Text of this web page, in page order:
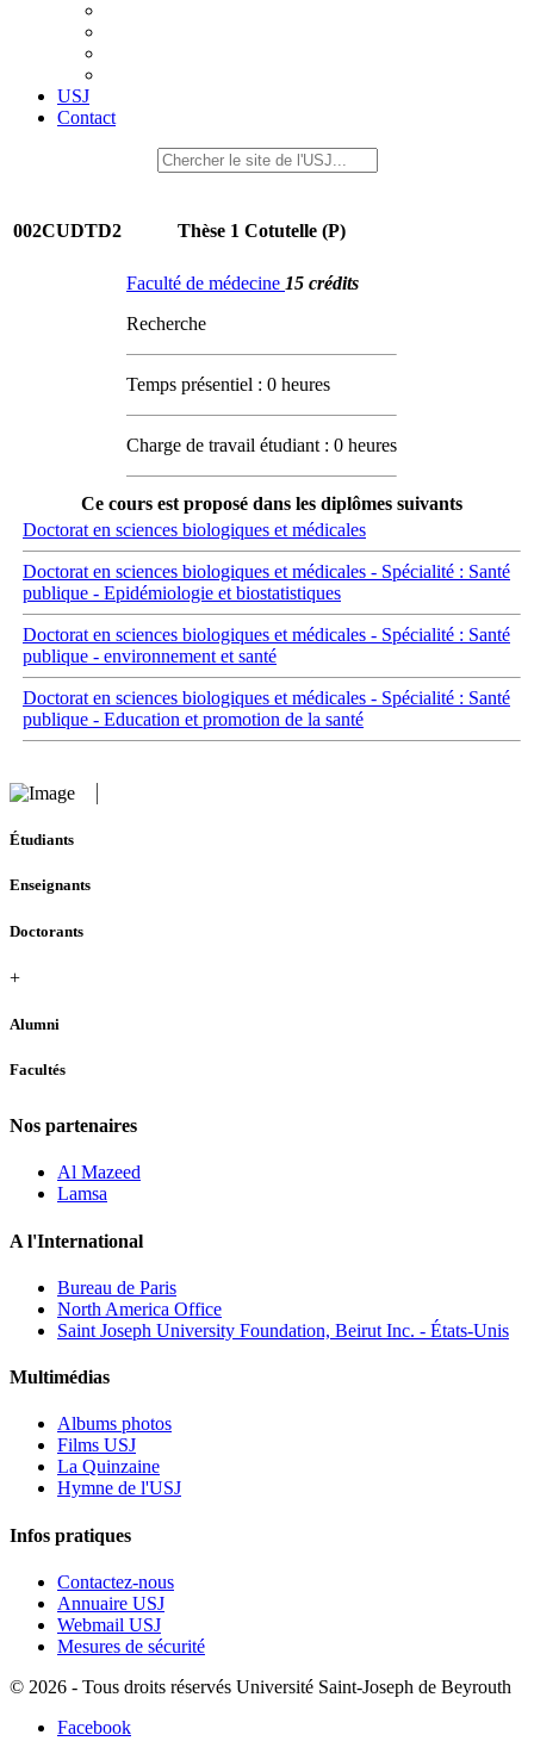
USJ
Contact
002CUDTD2 Thèse 1 Cotutelle (P)
Faculté de médecine 15 crédits
Recherche
Temps présentiel : 0 heures
Charge de travail étudiant : 0 heures
Ce cours est proposé dans les diplômes suivants
Doctorat en sciences biologiques et médicales
Doctorat en sciences biologiques et médicales - Spécialité : Santé
publique - Epidémiologie et biostatistiques
Doctorat en sciences biologiques et médicales - Spécialité : Santé
publique - environnement et santé
Doctorat en sciences biologiques et médicales - Spécialité : Santé
publique - Education et promotion de la santé
Étudiants
Enseignants
Doctorants
+
Alumni
Facultés
Nos partenaires
Al Mazeed
Lamsa
A l'International
Bureau de Paris
North America Office
Saint Joseph University Foundation, Beirut Inc. - États-Unis
Multimédias
Albums photos
Films USJ
La Quinzaine
Hymne de l'USJ
Infos pratiques
Contactez-nous
Annuaire USJ
Webmail USJ
Mesures de sécurité
© 2026 - Tous droits réservés Université Saint-Joseph de Beyrouth
Facebook